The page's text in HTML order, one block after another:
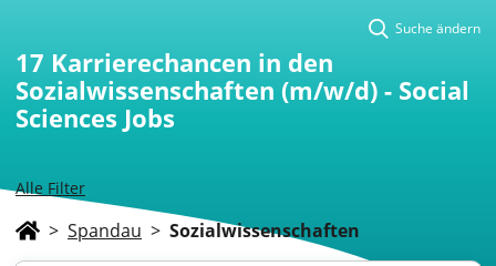
Alle Filter
Suche ändern
17 Karrierechancen in den
Sozialwissenschaften (m/w/d) - Social
Sciences Jobs
> Spandau > Sozialwissenschaften